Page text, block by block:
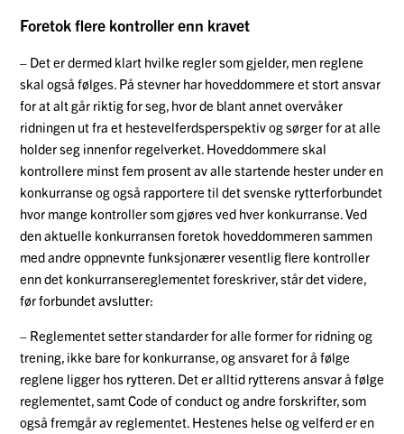
Foretok flere kontroller enn kravet
– Det er dermed klart hvilke regler som gjelder, men reglene
skal også følges. På stevner har hoveddommere et stort ansvar
for at alt går riktig for seg, hvor de blant annet overvåker
ridningen ut fra et hestevelferdsperspektiv og sørger for at alle
holder seg innenfor regelverket. Hoveddommere skal
kontrollere minst fem prosent av alle startende hester under en
konkurranse og også rapportere til det svenske rytterforbundet
hvor mange kontroller som gjøres ved hver konkurranse. Ved
den aktuelle konkurransen foretok hoveddommeren sammen
med andre oppnevnte funksjonærer vesentlig flere kontroller
enn det konkurransereglementet foreskriver, står det videre,
før forbundet avslutter:
– Reglementet setter standarder for alle former for ridning og
trening, ikke bare for konkurranse, og ansvaret for å følge
reglene ligger hos rytteren. Det er alltid rytterens ansvar å følge
reglementet, samt Code of conduct og andre forskrifter, som
også fremgår av reglementet. Hestenes helse og velferd er en